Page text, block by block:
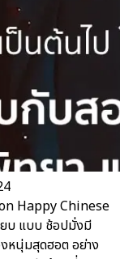
Happy Chinese
บ แบบ ช้อปมั่งมี
หนุ่มสุดฮอต อย่าง